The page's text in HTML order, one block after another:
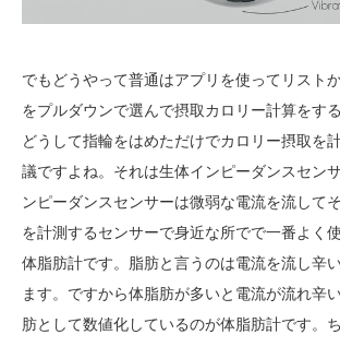
でもどうやって普通はアプリを使ってリスト
をプルダウンで選んで摂取カロリー計算をす
どうして指輪をはめただけでカロリー摂取を
議ですよね。それは生体インピーダンスセン
ンピーダンスセンサーは微弱な電流を流して
を計測するセンサーで身近な所でで一番よく
体脂肪計です。脂肪と言うのは電流を流し辛
ます。ですから体脂肪が多いと電流が流れ辛
肪として数値化しているのが体脂肪計です。